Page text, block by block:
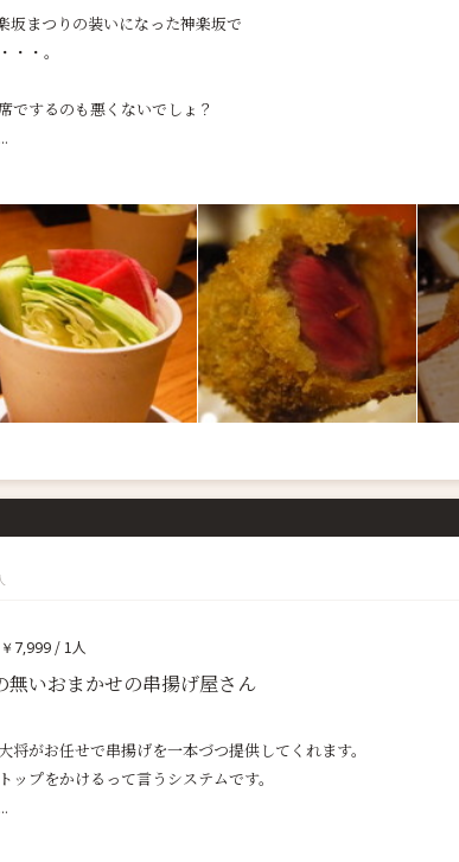
坂まつりの装いになった神楽坂で
・・。
でするのも悪くないでしょ？
7,999/ 1人
無いおまかせの串揚げ屋さん
将がお任せで串揚げを一本づつ提供してくれます。
プをかけるって言うシステムです。